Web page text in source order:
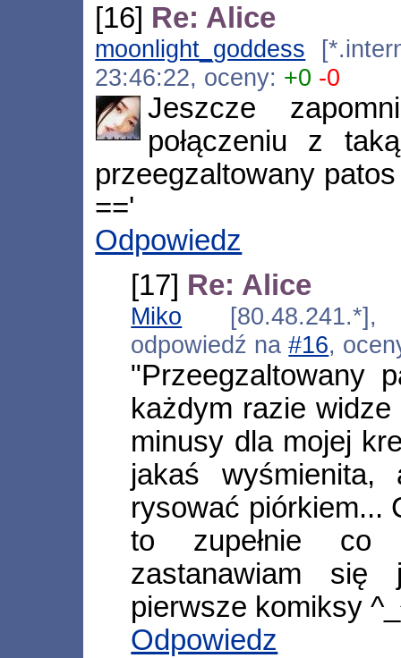
[16] Re: Alice
moonlight_goddess
23:46:22, oceny: +0 -0
Jeszcze
połączeniu z
przeegzaltowany
=='
Odpowiedz
[17] Re: Alice
Miko [80.48.241.*],
odpowiedź na#16,
"Przeegzaltowany
każdym razie
minusy dla mojej
jakaś
rysować piórkiem...
to zupełnie co
zastanawiam się
pierwsze komiksy
Odpowiedz